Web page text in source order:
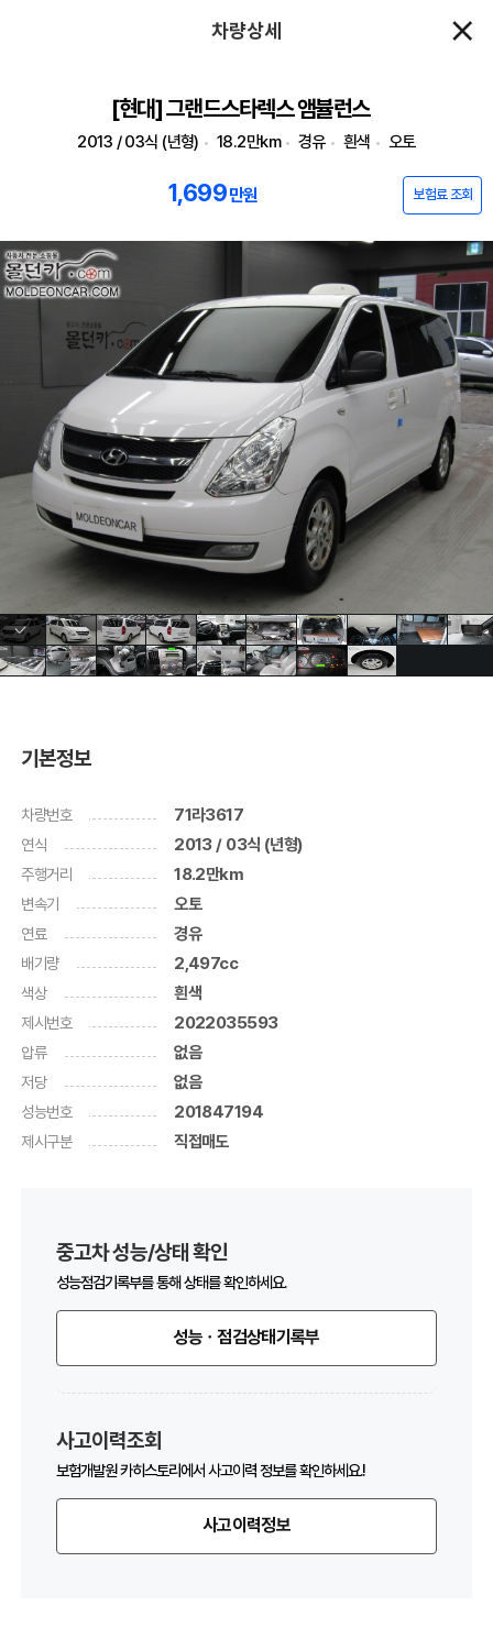
차량상세
[현대] 그랜드스타렉스 앰뷸런스
2013 / 03식 (년형) 18.2만km 경유 흰색 오토
1,699만원 보험료 조회
기본정보
차량번호 71라3617
연식 2013 / 03식 (년형)
주행거리 18.2만km
변속기 오토
연료 경유
배기량 2,497cc
색상 흰색
제시번호 2022035593
압류 없음
저당 없음
성능번호 201847194
제시구분 직접매도
중고차 성능/상태 확인
성능점검기록부를 통해 상태를 확인하세요.
성능ㆍ점검상태기록부
사고이력조회
보험개발원 카히스토리에서 사고이력 정보를 확인하세요.!
사고이력정보